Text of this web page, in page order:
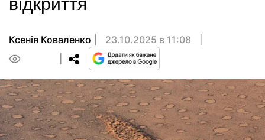
Ксенія Коваленко
23.10.2025 в 11:08